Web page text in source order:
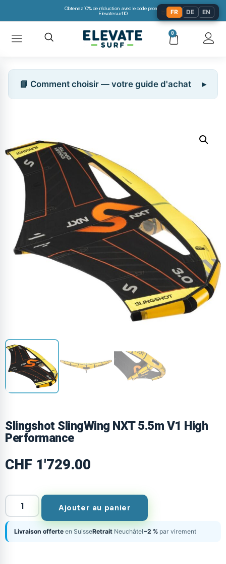
Obtenez 10% de réduction avec le code promo:
Elevatesurf10
0
📘 Comment choisir — votre guide d'achat
Slingshot SlingWing NXT 5.5m V1 High
Performance
CHF 1'729.00
Ajouter au panier
Livraison offerte en SuisseRetrait Neuchâtel−2 % par virement
FR DE EN